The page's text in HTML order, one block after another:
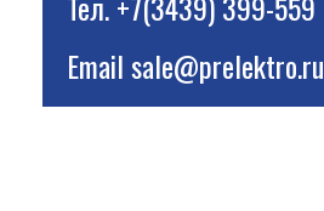
Emailsale@prelektro.ru